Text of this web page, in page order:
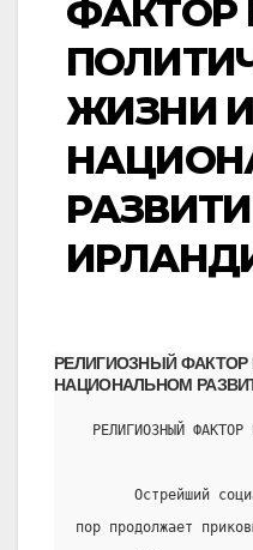
ФАКТОР
ЖИЗНИ И
РЕЛИГИОЗНЫЙ
НАЦИОНАЛЬНОМ
РЕЛИГИОЗНЫЙ ФАКТОР
Острейший
пор продолжает